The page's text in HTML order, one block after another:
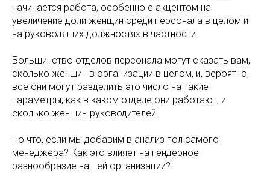
начинается работа, особенно с акцентом на
увеличение доли женщин среди персонала в целом и
на руководящих должностях в частности.
Большинство отделов персонала могут сказать вам,
сколько женщин в организации в целом, и, вероятно,
все они могут разделить это число на такие
параметры, как в каком отделе они работают, и
сколько женщин-руководителей.
Но что, если мы добавим в анализ пол самого
менеджера? Как это влияет на гендерное
разнообразие нашей организации?